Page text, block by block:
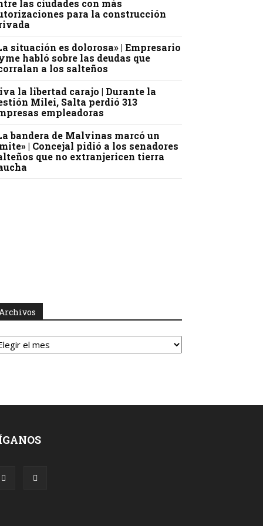
las ciudades con más
para la construcción
situación es dolorosa» | Empresario
habló sobre las deudas que
a los salteños
la libertad carajo | Durante la
Milei, Salta perdió 313
empleadoras
bandera de Malvinas marcó un
| Concejal pidió a los senadores
que no extranjericen tierra